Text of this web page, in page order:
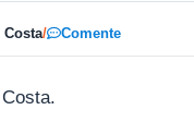
/ Comente